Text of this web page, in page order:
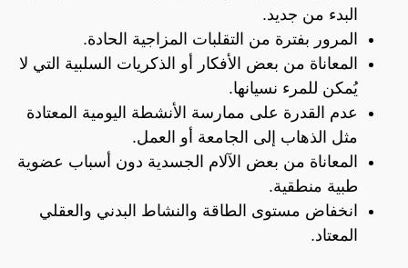
البدء من جديد.
المرور بفترة من التقلبات المزاجية الحادة.
المعاناة من بعض الأفكار أو الذكريات السلبية التي لا
يُمكن للمرء نسيانها.
عدم القدرة على ممارسة الأنشطة اليومية المعتادة
مثل الذهاب إلى الجامعة أو العمل.
المعاناة من بعض الآلام الجسدية دون أسباب عضوية
طبية منطقية.
انخفاض مستوى الطاقة والنشاط البدني والعقلي
المعتاد.